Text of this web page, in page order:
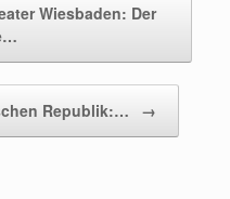
Wiesbaden: Der
Republik:… →